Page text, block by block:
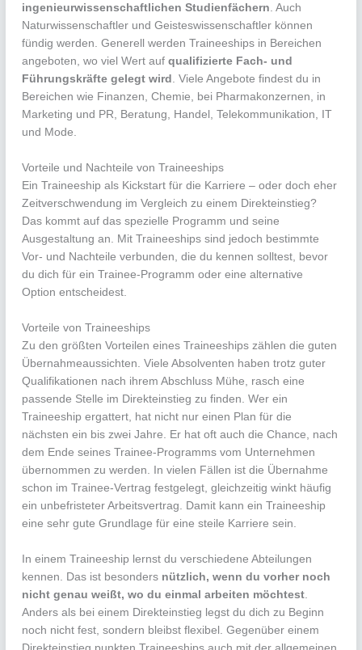
ingenieurwissenschaftlichen Studienfächern . Auch
Naturwissenschaftler und Geisteswissenschaftler können
fündig werden. Generell werden Traineeships in Bereichen
angeboten, wo viel Wert aufqualifizierte Fach- und
Führungskräfte gelegt wird
. Viele Angebote findest du in
Bereichen wie Finanzen, Chemie, bei Pharmakonzernen, in
Marketing und PR, Beratung, Handel, Telekommunikation, IT
und Mode.
Vorteile und Nachteile von Traineeships
Ein Traineeship als Kickstart für die Karriere – oder doch eher
Zeitverschwendung im Vergleich zu einem Direkteinstieg?
Das kommt auf das spezielle Programm und seine
Ausgestaltung an. Mit Traineeships sind jedoch bestimmte
Vor- und Nachteile verbunden, die du kennen solltest, bevor
du dich für ein Trainee-Programm oder eine alternative
Option entscheidest.
Vorteile von Traineeships
Zu den größten Vorteilen eines Traineeships zählen die guten
Übernahmeaussichten. Viele Absolventen haben trotz guter
Qualifikationen nach ihrem Abschluss Mühe, rasch eine
passende Stelle im Direkteinstieg zu finden. Wer ein
Traineeship ergattert, hat nicht nur einen Plan für die
nächsten ein bis zwei Jahre. Er hat oft auch die Chance, nach
dem Ende seines Trainee-Programms vom Unternehmen
übernommen zu werden. In vielen Fällen ist die Übernahme
schon im Trainee-Vertrag festgelegt, gleichzeitig winkt häufig
ein unbefristeter Arbeitsvertrag. Damit kann ein Traineeship
eine sehr gute Grundlage für eine steile Karriere sein.
In einem Traineeship lernst du verschiedene Abteilungen
kennen. Das ist besonders nützlich, wenn du vorher noch
nicht genau weißt, wo du einmal arbeiten möchtest
Anders als bei einem Direkteinstieg legst du dich zu Beginn
noch nicht fest, sondern bleibst flexibel. Gegenüber einem